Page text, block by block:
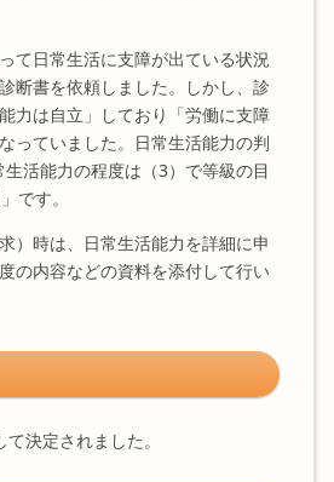
て日常生活に支障が出ている状況
断書を依頼しました。しかし、診
力は自立」しており「労働に支障
っていました。日常生活能力の判
活能力の程度は（3）で等級の目
です。
）時は、日常生活能力を詳細に申
の内容などの資料を添付して行い
決定されました。